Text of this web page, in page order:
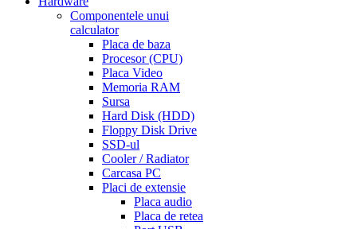
Componentele unui
calculator
Placa de baza
Procesor (CPU)
Placa Video
Memoria RAM
Sursa
Hard Disk (HDD)
Floppy Disk Drive
SSD-ul
Cooler / Radiator
Carcasa PC
Placi de extensie
Placa audio
Placa de retea